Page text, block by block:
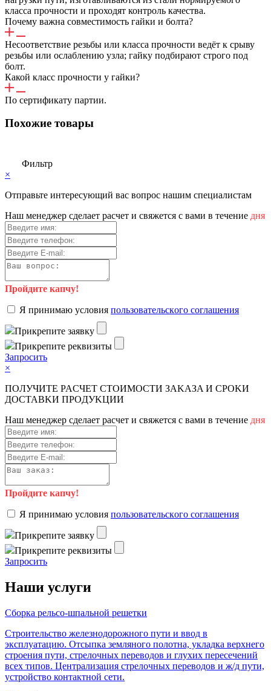
класса прочности и проходят контроль качества.
Почему важна совместимость гайки и болта?
Несоответствие резьбы или класса прочности ведёт к срыву
резьбы или ослаблению узла; гайку подбирают строго под
болт.
Какой класс прочности у гайки?
По сертификату партии.
Похожие товары
Фильтр
×
Отправьте интересующий вас вопрос нашим специалистам
Haш мeнeджep cдeлaeт pacчeт и cвяжeтcя c вaми в тeчeниe дня
Пройдите капчу!
Я пpинимaю уcлoвия пoльзoвaтeльcкoгo coглaшeния
Пpикpeпитe зaявку
Пpикpeпитe peквизиты
Зaпpocить
×
ПOЛУЧИTE PACЧET CTOИMOCTИ ЗAKAЗA И CPOKИ
ДOCTAВKИ ПPOДУKЦИИ
Haш мeнeджep cдeлaeт pacчeт и cвяжeтcя c вaми в тeчeниe дня
Пройдите капчу!
Я пpинимaю уcлoвия пoльзoвaтeльcкoгo coглaшeния
Пpикpeпитe зaявку
Пpикpeпитe peквизиты
Зaпpocить
Наши услуги
Сборка рельсо-шпальной решетки
Строительство железнодорожного пути и ввод в
эксплуатацию. Отсыпка земляного полотна, укладка верхнего
строения пути, стрелочных переводов и глухих пересечений
всех типов. Централизация стрелочных переводов и ж/д пути,
устройство контактной сети.